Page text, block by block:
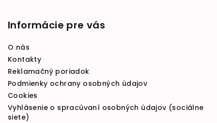
Informácie pre vás
O nás
Kontakty
Reklamačný poriadok
Podmienky ochrany osobných údajov
Cookies
Vyhlásenie o spracúvaní osobných údajov (sociálne
siete)